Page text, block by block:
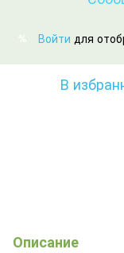
% Войти для
В
Описание